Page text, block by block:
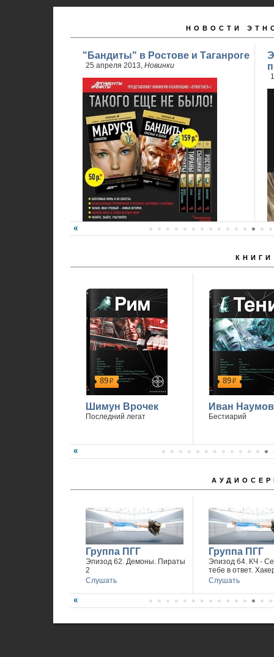
НОВОСТИ
"Бандиты" в Ростове и Таганроге
25 апреля 2013, Новинки
24 апреля стартовали продажи 2 книги
КНИГИ
89р
Шимун Врочек
Последний легат
89р
Иван Наумов
Бестиарий
Группа ПГГ
Эпизод 62. Демоны. Пираты
2
Слушать
Группа ПГГ
Эпизод 64. КЧ -
тебе в ответ.
Слушать